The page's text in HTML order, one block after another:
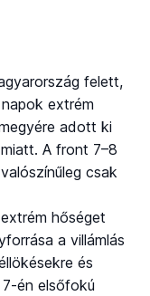
felett,
extrém
adott ki
miatt. A front 7–8
csak
hőséget
a villámlás
és
7-én elsőfokú